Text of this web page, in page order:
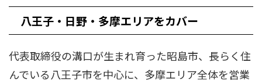
八王子・日野・多摩エリアをカバー
代表取締役の溝口が生まれ育った昭島市、長らく住
んでいる八王子市を中心に、多摩エリア全体を営業